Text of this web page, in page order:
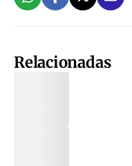
Relacionadas